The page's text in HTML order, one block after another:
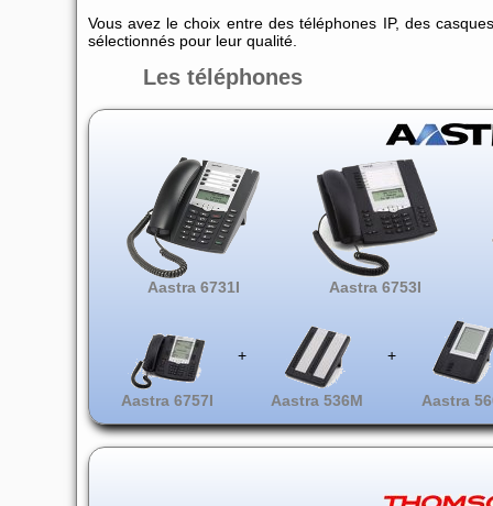
Vous avez le choix entre des téléphones IP, des
sélectionnés pour leur qualité.
Les téléphones
Aastra 6731I Aastra 6753I
Aastra 6757I
+
Aastra 536M
+
Aastra